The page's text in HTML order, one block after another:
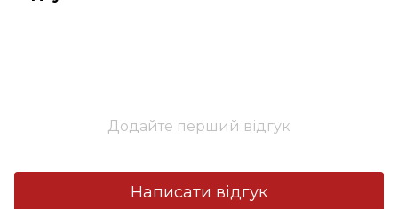
Додайте перший відгук
Написати відгук